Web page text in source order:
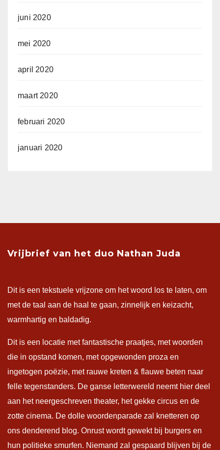
juni 2020
mei 2020
april 2020
maart 2020
februari 2020
januari 2020
Vrijbrief van het duo Nathan Juda
Dit is een tekstuele vrijzone om het woord los te laten, om
met de taal aan de haal te gaan, zinnelijk en keizacht,
warmhartig en baldadig.
Dit is een locatie met fantastische praatjes, met woorden
die in opstand komen, met opgewonden proza en
ingetogen poëzie, met rauwe kreten & flauwe beten naar
felle tegenstanders. De ganse letterwereld neemt hier deel
aan het neergeschreven theater, het gekke circus en de
zotte cinema. De dolle woordenparade zal knetteren op
ons denderend blog. Onrust wordt gewekt bij burgers en
hun politieke smurfen. Niemand zal gespaard blijven bij de